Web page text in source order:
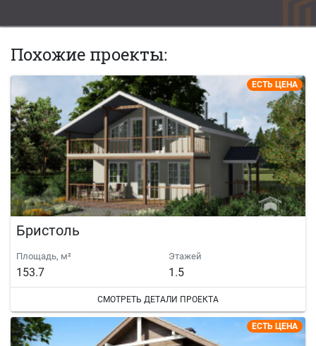
Похожие проекты:
ЕСТЬ ЦЕНА
Бристоль
Площадь, м²
153.7
Этажей
1.5
СМОТРЕТЬ ДЕТАЛИ ПРОЕКТА
ЕСТЬ ЦЕНА